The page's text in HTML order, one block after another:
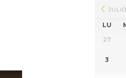
JULIO
LU
27
3